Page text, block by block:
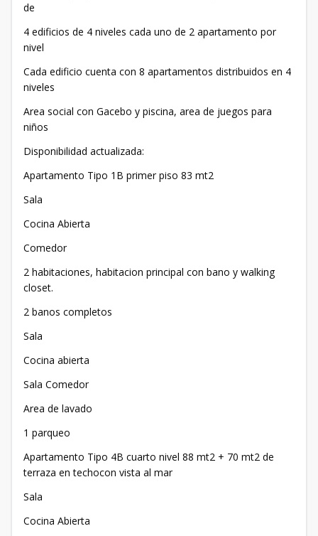
de
4 edificios de 4 niveles cada uno de 2 apartamento por
nivel
Cada edificio cuenta con 8 apartamentos distribuidos en 4
niveles
Area social con Gacebo y piscina, area de juegos para
niños
Disponibilidad actualizada:
Apartamento Tipo 1B primer piso 83 mt2
Sala
Cocina Abierta
Comedor
2 habitaciones, habitacion principal con bano y walking
closet.
2 banos completos
Sala
Cocina abierta
Sala Comedor
Area de lavado
1 parqueo
Apartamento Tipo 4B cuarto nivel 88 mt2 + 70 mt2 de
terraza en techocon vista al mar
Sala
Cocina Abierta